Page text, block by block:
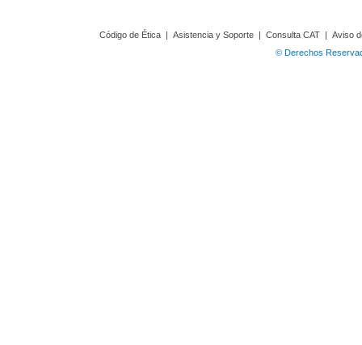
Código de Ética | Asistencia y Soporte | Consulta CAT | Aviso
© Derechos